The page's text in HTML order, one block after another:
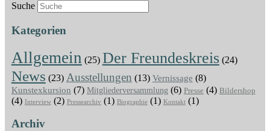
Suche
Kategorien
Allgemein (25) Der Freundeskreis (24)
News (23) Ausstellungen (13) Vernissage (8)
Kunstexkursion (7) Mitgliederversammlung (6) Presse (4) Bildershop
(4) Interview(2) Pressearchiv (1) Biographie(1) Kontakt(1)
Archiv